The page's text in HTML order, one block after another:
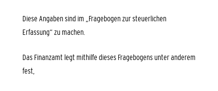
Diese Angaben sind im „Fragebogen zur steuerlichen
Erfassung“ zu machen.
Das Finanzamt legt mithilfe dieses Fragebogens unter anderem
fest,